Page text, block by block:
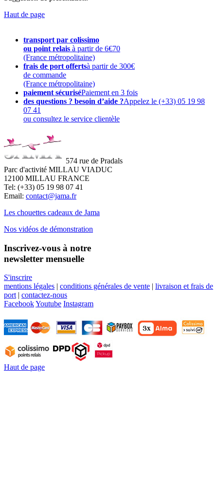
Haut de page
transport par colissimo
ou point relais à partir de 6€70
(France métropolitaine)
frais de port offertsà partir de 300€
de commande
(France métropolitaine)
paiement sécuriséPaiement en 3 fois
des questions ? besoin d’aide ?Appelez le (+33) 05 19 98
07 41
ou consultez le service clientèle
574 rue de Pradals
Parc d'activité MILLAU VIADUC
12100 MILLAU FRANCE
Tel: (+33) 05 19 98 07 41
Email: contact@jama.fr
Les chouettes cadeaux de Jama
Nos vidéos de démonstration
Inscrivez-vous à notre
newsletter mensuelle
S'inscrire
mentions légales | conditions générales de vente | livraison et frais de
port | contactez-nous
FacebookYoutube Instagram
Haut de page